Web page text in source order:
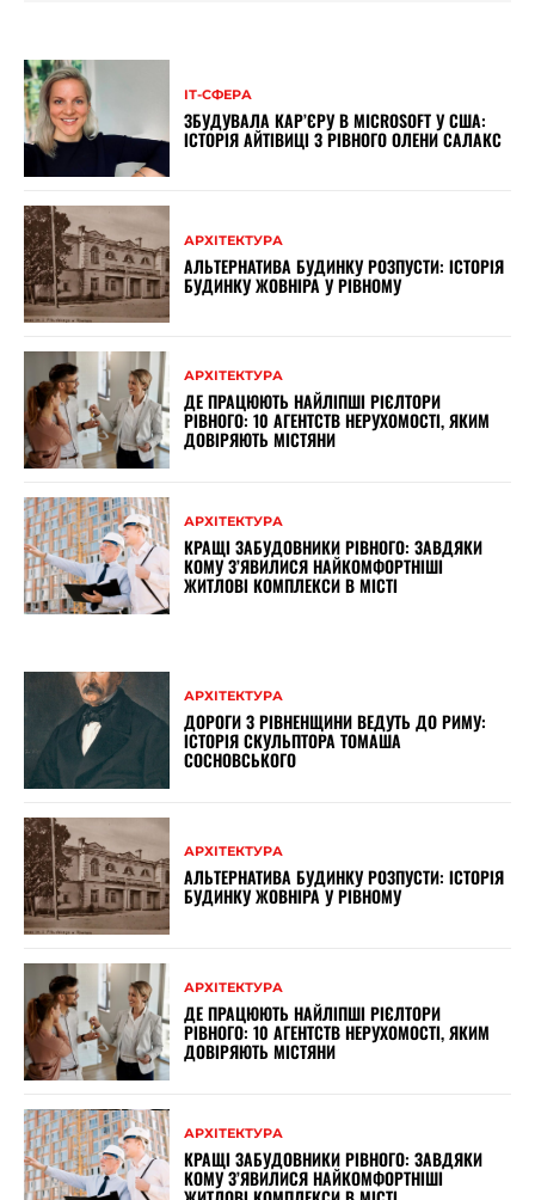
ІТ-СФЕРА
ЗБУДУВАЛА КАР’ЄРУ В MICROSOFT У США:
ІСТОРІЯ АЙТІВИЦІ З РІВНОГО ОЛЕНИ САЛАКС
АРХІТЕКТУРА
АЛЬТЕРНАТИВА БУДИНКУ РОЗПУСТИ: ІСТОРІЯ
БУДИНКУ ЖОВНІРА У РІВНОМУ
АРХІТЕКТУРА
ДЕ ПРАЦЮЮТЬ НАЙЛІПШІ РІЄЛТОРИ
РІВНОГО: 10 АГЕНТСТВ НЕРУХОМОСТІ, ЯКИМ
ДОВІРЯЮТЬ МІСТЯНИ
АРХІТЕКТУРА
КРАЩІ ЗАБУДОВНИКИ РІВНОГО: ЗАВДЯКИ
КОМУ З’ЯВИЛИСЯ НАЙКОМФОРТНІШІ
ЖИТЛОВІ КОМПЛЕКСИ В МІСТІ
АРХІТЕКТУРА
ДОРОГИ З РІВНЕНЩИНИ ВЕДУТЬ ДО РИМУ:
ІСТОРІЯ СКУЛЬПТОРА ТОМАША
СОСНОВСЬКОГО
АРХІТЕКТУРА
АЛЬТЕРНАТИВА БУДИНКУ РОЗПУСТИ: ІСТОРІЯ
БУДИНКУ ЖОВНІРА У РІВНОМУ
АРХІТЕКТУРА
ДЕ ПРАЦЮЮТЬ НАЙЛІПШІ РІЄЛТОРИ
РІВНОГО: 10 АГЕНТСТВ НЕРУХОМОСТІ, ЯКИМ
ДОВІРЯЮТЬ МІСТЯНИ
АРХІТЕКТУРА
КРАЩІ ЗАБУДОВНИКИ РІВНОГО: ЗАВДЯКИ
КОМУ З’ЯВИЛИСЯ НАЙКОМФОРТНІШІ